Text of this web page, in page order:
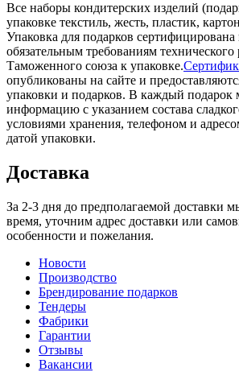
Все наборы кондитерских изделий
упаковке текстиль, жесть, пластик,
Упаковка для подарков сертифицирована
обязательным требованиям технического
Таможенного союза к упаковке.
опубликованы на сайте и
упаковки и подарков. В каждый подарок
информацию с указанием состава
условиями хранения, телефоном и
датой упаковки.
Доставка
За 2-3 дня до предполагаемой доставки
время, уточним адрес доставки или
особенности и пожелания.
Новости
Производство
Брендирование подарков
Тендеры
Фабрики
Гарантии
Отзывы
Вакансии